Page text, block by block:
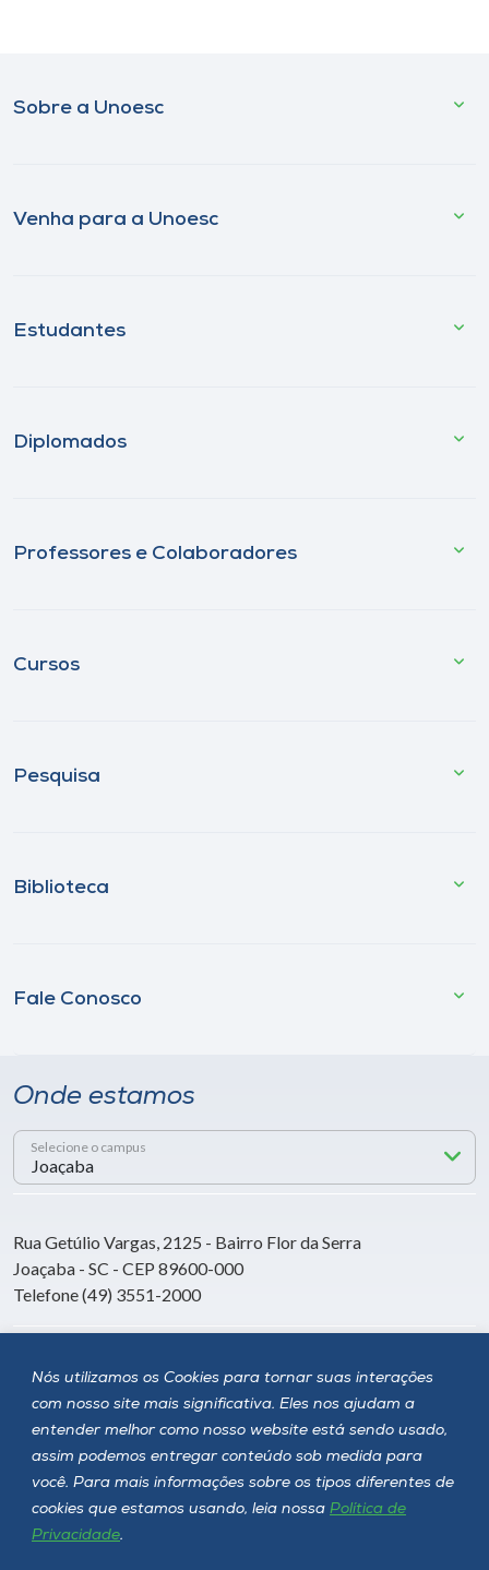
Nós utilizamos os Cookies para tornar suas interações
com nosso site mais significativa. Eles nos ajudam a
entender melhor como nosso website está sendo usado,
assim podemos entregar conteúdo sob medida para
você. Para mais informações sobre os tipos diferentes de
cookies que estamos usando, leia nossa Política de
Privacidade.
Sobre a Unoesc
Venha para a Unoesc
Estudantes
Diplomados
Professores e Colaboradores
Cursos
Pesquisa
Biblioteca
Fale Conosco
Onde estamos
Selecione o campus
Rua Getúlio Vargas, 2125 - Bairro Flor da Serra
Joaçaba - SC - CEP 89600-000
Telefone (49) 3551-2000
Siga a Unoesc